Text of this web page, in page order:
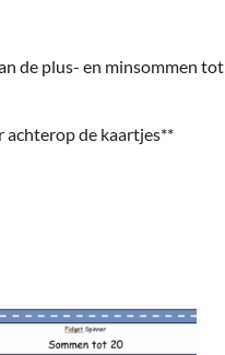
de plus- en minsommen
de kaartjes**